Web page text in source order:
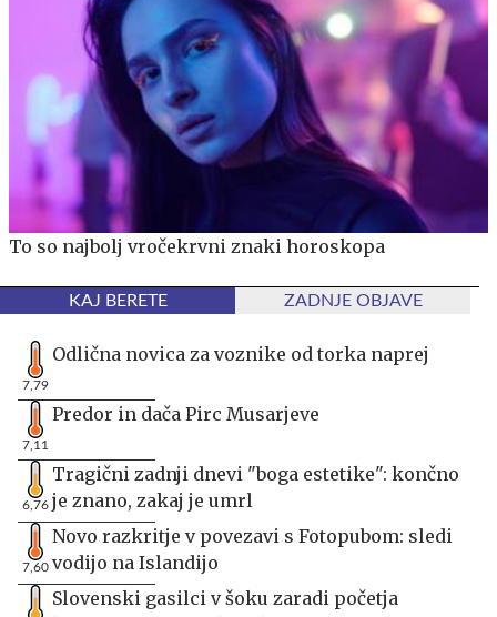
To so najbolj vročekrvni znaki horoskopa
KAJ BERETE ZADNJE OBJAVE
7,79
Odlična novica za voznike od torka naprej
7,11
Predor in dača Pirc Musarjeve
6,76
Tragični zadnji dnevi "boga estetike": končno
je znano, zakaj je umrl
7,60
Novo razkritje v povezavi s Fotopubom: sledi
vodijo na Islandijo
Slovenski gasilci v šoku zaradi početja